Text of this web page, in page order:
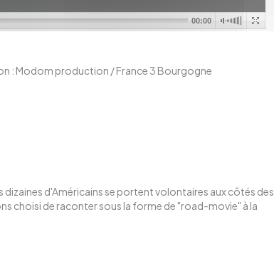
00:00
: Modom production / France 3 Bourgogne
dizaines d'Américains se portent volontaires aux côtés des
choisi de raconter sous la forme de "road-movie" à la